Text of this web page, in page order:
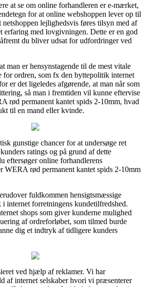
at se om online forhandleren er e-mærket,
for at online webshoppen lever op til
netshoppen lejlighedsvis føres tilsyn med af
erfaring med lovgivningen. Dette er en god
du bliver udsat for udfordringer ved
man er hensynstagende til de mest vitale
for ordren, som fx den byttepolitik internet
er det ligeledes afgørende, at man når som
så man i fremtiden vil kunne eftervise
rød permanent kantet spids 2-10mm, hvad
til en mand eller kvinde.
gunstige chancer for at undersøge ret
ratings og på grund af dette
eftersøger online forhandlerens
WERA rød permanent kantet spids 2-10mm
fuldkommen hensigtsmæssige
internet forretningens kundetilfredshed.
shops som giver kunderne mulighed
af ordreforløbet, som tilmed burde
dig et indtryk af tidligere kunders
ved hjælp af reklamer. Vi har
af internet selskaber hvori vi præsenterer